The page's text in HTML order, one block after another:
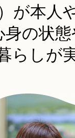
が本人
身の状
らしが